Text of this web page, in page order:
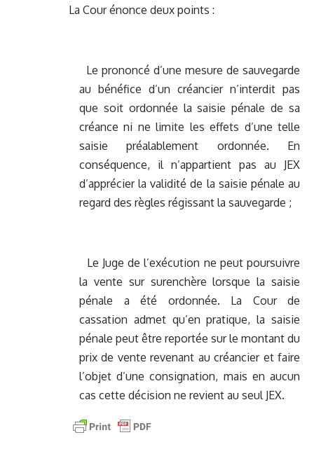
La Cour énonce deux points :
Le prononcé d’une mesure de sauvegarde
au bénéfice d’un créancier n’interdit pas
que soit ordonnée la saisie pénale de sa
créance ni ne limite les effets d’une telle
saisie préalablement ordonnée. En
conséquence, il n’appartient pas au JEX
d’apprécier la validité de la saisie pénale au
regard des règles régissant la sauvegarde ;
Le Juge de l’exécution ne peut poursuivre
la vente sur surenchère lorsque la saisie
pénale a été ordonnée. La Cour de
cassation admet qu’en pratique, la saisie
pénale peut être reportée sur le montant du
prix de vente revenant au créancier et faire
l’objet d’une consignation, mais en aucun
cas cette décision ne revient au seul JEX.